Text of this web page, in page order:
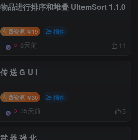
物品进行排序和堆叠 UItemSort 1.1.0
付费资源 ￥ 19 插件
8天前 11
传 送 G U I
付费资源 ￥30 插件
35天前 5